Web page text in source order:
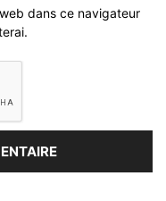
dans ce navigateur